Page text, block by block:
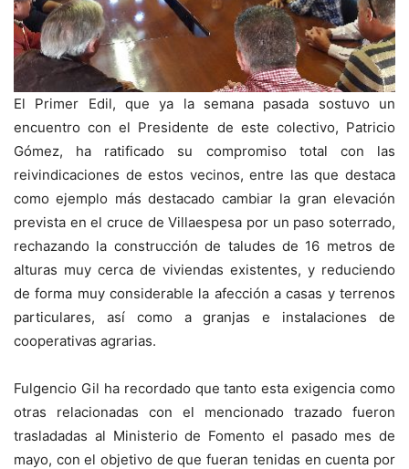
El Primer Edil, que ya la semana pasada sostuvo un
encuentro con el Presidente de este colectivo, Patricio
Gómez, ha ratificado su compromiso total con las
reivindicaciones de estos vecinos, entre las que destaca
como ejemplo más destacado cambiar la gran elevación
prevista en el cruce de Villaespesa por un paso soterrado,
rechazando la construcción de taludes de 16 metros de
alturas muy cerca de viviendas existentes, y reduciendo
de forma muy considerable la afección a casas y terrenos
particulares, así como a granjas e instalaciones de
cooperativas agrarias.
Fulgencio Gil ha recordado que tanto esta exigencia como
otras relacionadas con el mencionado trazado fueron
trasladadas al Ministerio de Fomento el pasado mes de
mayo, con el objetivo de que fueran tenidas en cuenta por